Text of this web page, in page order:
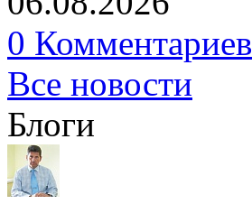
0 Комментариев
Все новости
Блоги